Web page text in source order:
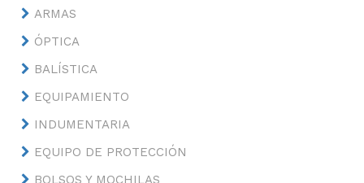
ARMAS
ÓPTICA
BALÍSTICA
EQUIPAMIENTO
INDUMENTARIA
EQUIPO DE PROTECCIÓN
BOLSOS Y MOCHILAS